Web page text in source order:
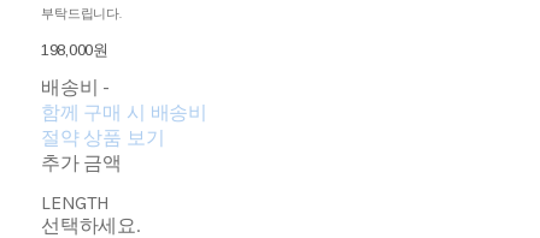
부탁드립니다.
198,000원
배송비 -
함께 구매 시 배송비
절약 상품 보기
추가 금액
LENGTH
선택하세요.